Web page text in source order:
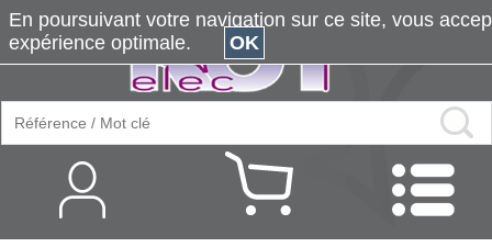
En poursuivant votre navigation sur ce site, vous
expérience optimale.
OK